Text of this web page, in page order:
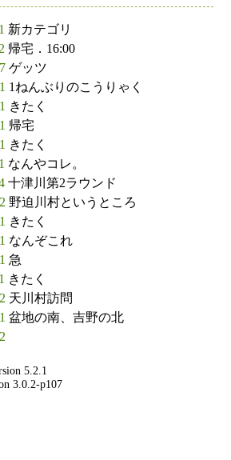
新カテゴリ
帰宅．16:00
ゲッツ
1ねんぶりのこうりゃく
きたく
帰宅
きたく
なんやコレ。
十津川第2ラウンド
野迫川村というところ
きたく
なんぞこれ
急
きたく
天川村訪問
盆地の南、吉野の北
5.2.1
3.0.2-p107